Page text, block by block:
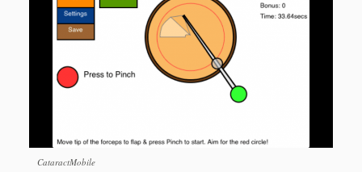
CataractMobile